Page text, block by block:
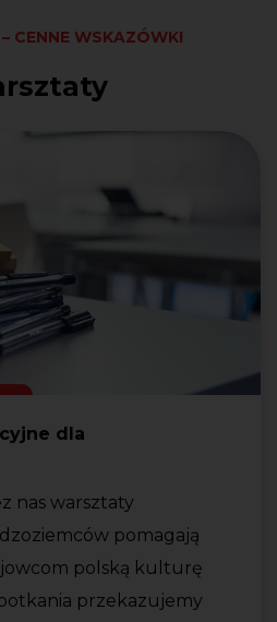
CENNE WSKAZÓWKI
dla
nas warsztaty
pomagają
polską kulturę
przekazujemy